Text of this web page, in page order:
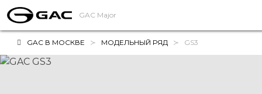
GAC Major
GAC В МОСКВЕ МОДЕЛЬНЫЙ РЯД GS3